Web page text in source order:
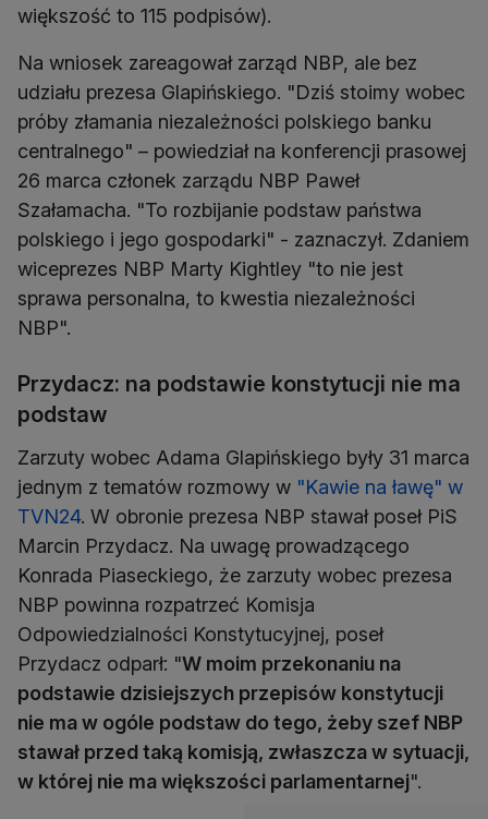
większość to 115 podpisów).
Na wniosek zareagował zarząd NBP, ale bez
udziału prezesa Glapińskiego. "Dziś stoimy wobec
próby złamania niezależności polskiego banku
centralnego" – powiedział na konferencji prasowej
26 marca członek zarządu NBP Paweł
Szałamacha. "To rozbijanie podstaw państwa
polskiego i jego gospodarki" - zaznaczył. Zdaniem
wiceprezes NBP Marty Kightley "to nie jest
sprawa personalna, to kwestia niezależności
NBP".
Przydacz: na podstawie konstytucji nie ma
podstaw
Zarzuty wobec Adama Glapińskiego były 31 marca
jednym z tematów rozmowy w "Kawie na ławę" w
TVN24. W obronie prezesa NBP stawał poseł PiS
Marcin Przydacz. Na uwagę prowadzącego
Konrada Piaseckiego, że zarzuty wobec prezesa
NBP powinna rozpatrzeć Komisja
Odpowiedzialności Konstytucyjnej, poseł
Przydacz odparł: "W moim przekonaniu na
podstawie dzisiejszych przepisów konstytucji
nie ma w ogóle podstaw do tego, żeby szef NBP
stawał przed taką komisją, zwłaszcza w sytuacji,
w której nie ma większości parlamentarnej".